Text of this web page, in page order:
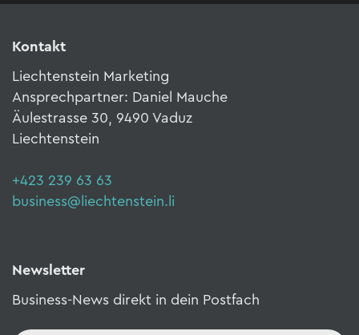
Kontakt
Liechtenstein Marketing
Ansprechpartner: Daniel Mauche
Äulestrasse 30, 9490 Vaduz
Liechtenstein
+423 239 63 63
business@liechtenstein.li
Newsletter
Business-News direkt in dein Postfach